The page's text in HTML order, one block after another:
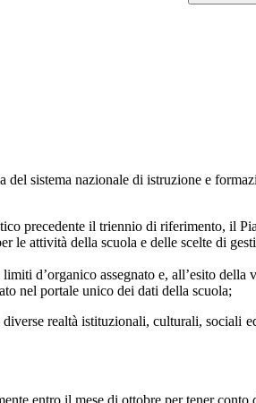
sistema nazionale di istruzione e
precedente il triennio di riferimento, il
le attività della scuola e delle scelte di
d’organico assegnato e, all’esito
nel portale unico dei dati della scuola;
realtà istituzionali, culturali, sociali